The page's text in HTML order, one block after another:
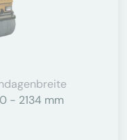
- 2134 mm